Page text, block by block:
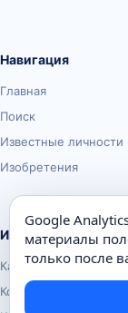
Навигация
Главная
Поиск
Известные личности
Изобретения
Информация
Карта сайта
Контакты
Google
материалы
только после